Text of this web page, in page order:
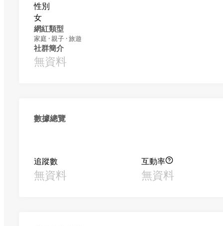
性別
女
網紅類型
家庭 · 親子 · 旅遊
社群簡介
無資料
數據總覽
追蹤數
無資料
互動率
無資料